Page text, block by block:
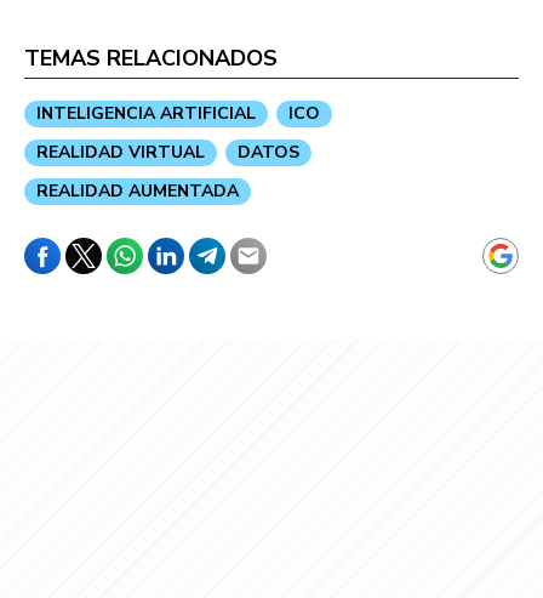
TEMAS RELACIONADOS
INTELIGENCIA ARTIFICIAL
ICO
REALIDAD VIRTUAL
DATOS
REALIDAD AUMENTADA